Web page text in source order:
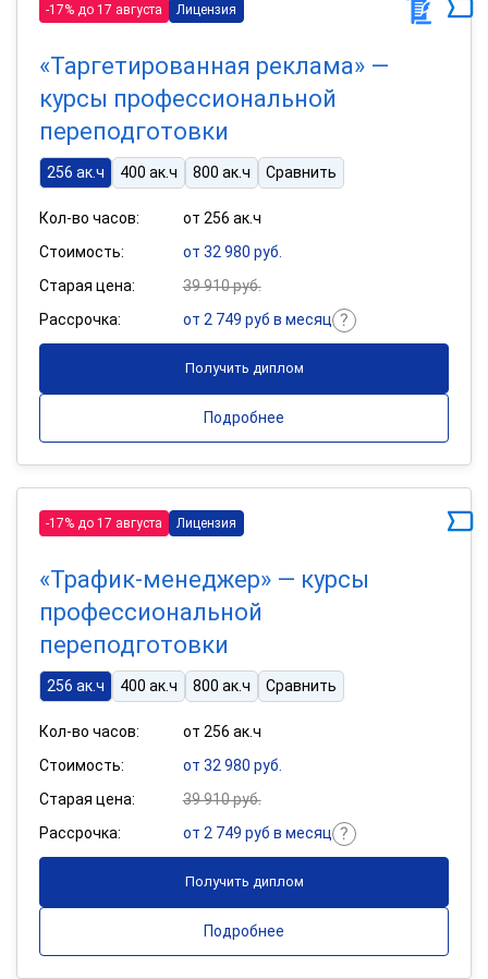
-17% до 17 августа Лицензия
«Таргетированная реклама» —
курсы профессиональной
переподготовки
256 ак.ч 400 ак.ч 800 ак.ч Сравнить
Кол-во часов:
от 256 ак.ч
Стоимость:
от 32 980 руб.
Старая цена:
39 910 руб.
Рассрочка:
от 2 749 руб в месяц
Получить диплом
Подробнее
-17% до 17 августа Лицензия
«Трафик-менеджер» — курсы
профессиональной
переподготовки
256 ак.ч 400 ак.ч 800 ак.ч Сравнить
Кол-во часов:
от 256 ак.ч
Стоимость:
от 32 980 руб.
Старая цена:
39 910 руб.
Рассрочка:
от 2 749 руб в месяц
Получить диплом
Подробнее